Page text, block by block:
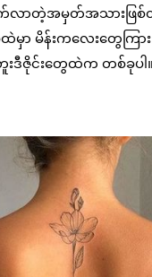
လာတဲ့အမှတ်အသားဖြစ်
မှာ မိန်းကလေးတွေကြာ
ဒီဇိုင်းတွေထဲက တစ်ခုပါ။